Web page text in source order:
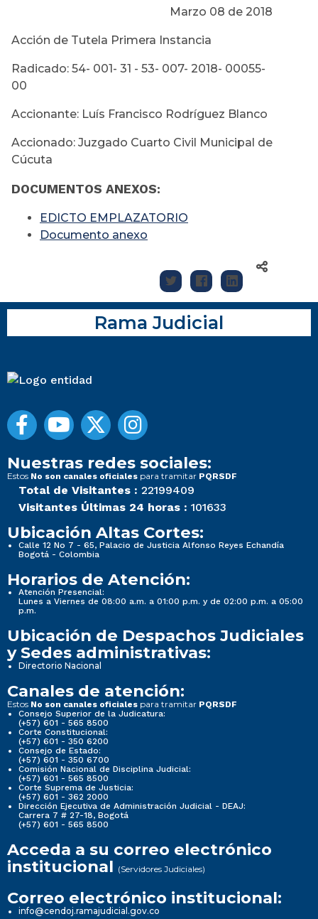
Marzo 08 de 2018
Acción de Tutela Primera Instancia
Radicado: 54- 001- 31 - 53- 007- 2018- 00055-
00
Accionante: Luís Francisco Rodríguez Blanco
Accionado: Juzgado Cuarto Civil Municipal de
Cúcuta
DOCUMENTOS ANEXOS:
EDICTO EMPLAZATORIO
Documento anexo
Rama Judicial
Nuestras redes sociales:
Estos No son canales oficiales para tramitar PQRSDF
Total de Visitantes : 22199409
Visitantes Últimas 24 horas : 101633
Ubicación Altas Cortes:
Calle 12 No 7 - 65, Palacio de Justicia Alfonso Reyes Echandía
Bogotá - Colombia
Horarios de Atención:
Atención Presencial:
Lunes a Viernes de 08:00 a.m. a 01:00 p.m. y de 02:00 p.m. a 05:00
p.m.
Ubicación de Despachos Judiciales
y Sedes administrativas:
Directorio Nacional
Canales de atención:
Estos No son canales oficiales para tramitar PQRSDF
Consejo Superior de la Judicatura:
(+57) 601 - 565 8500
Corte Constitucional:
(+57) 601 - 350 6200
Consejo de Estado:
(+57) 601 - 350 6700
Comisión Nacional de Disciplina Judicial:
(+57) 601 - 565 8500
Corte Suprema de Justicia:
(+57) 601 - 362 2000
Dirección Ejecutiva de Administración Judicial - DEAJ:
Carrera 7 # 27-18, Bogotá
(+57) 601 - 565 8500
Acceda a su correo electrónico
institucional (Servidores Judiciales)
Correo electrónico institucional:
info@cendoj.ramajudicial.gov.co